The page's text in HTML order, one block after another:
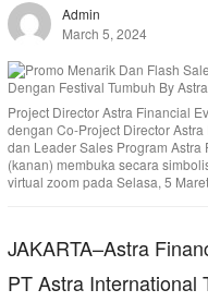
Admin
March 5, 2024
Project Director Astra Financial
dengan Co-Project Director
dan Leader Sales Program
(kanan) membuka secara
virtual zoom pada Selasa, 5
JAKARTA–Astra
PT Astra International